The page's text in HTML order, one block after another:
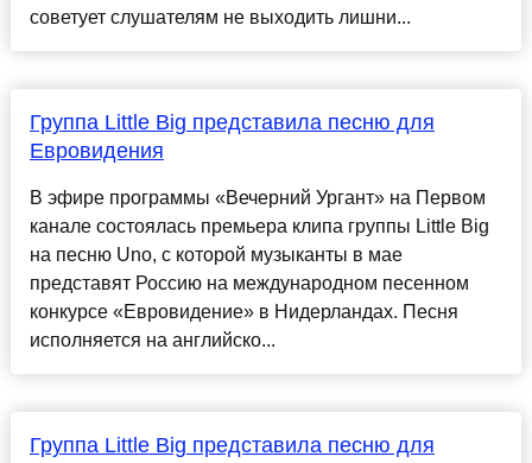
советует слушателям не выходить лишни...
Группа Little Big представила песню для
Евровидения
В эфире программы «Вечерний Ургант» на Первом
канале состоялась премьера клипа группы Little Big
на песню Uno, с которой музыканты в мае
представят Россию на международном песенном
конкурсе «Евровидение» в Нидерландах. Песня
исполняется на английско...
Группа Little Big представила песню для